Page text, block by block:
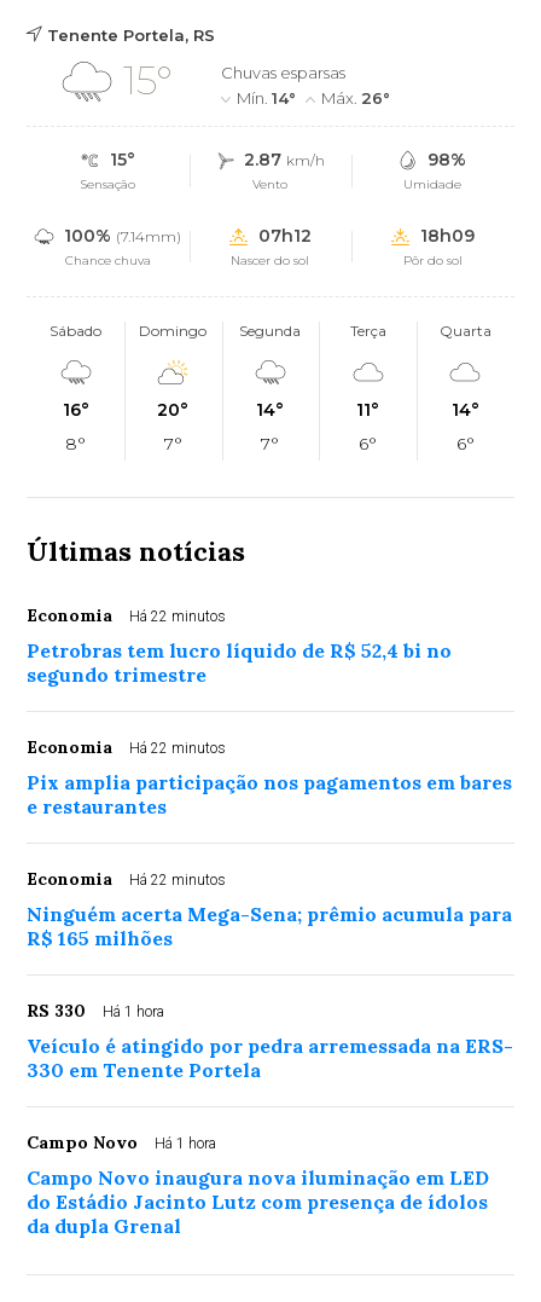
Tenente Portela, RS
15°
Chuvas esparsas
Mín.14° Máx. 26°
15°
Sensação
2.87 km/h
Vento
98%
Umidade
100% (7.14mm)
Chance chuva
07h12
Nascer do sol
18h09
Pôr do sol
Sábado
16°
8°
Domingo
20°
7°
Segunda
14°
7°
Terça
11°
6°
Quarta
14°
6°
Últimas notícias
Economia Há 22 minutos
Petrobras tem lucro líquido de R$ 52,4 bi no
segundo trimestre
Economia Há 22 minutos
Pix amplia participação nos pagamentos em bares
e restaurantes
Economia Há 22 minutos
Ninguém acerta Mega-Sena; prêmio acumula para
R$ 165 milhões
RS 330 Há 1 hora
Veículo é atingido por pedra arremessada na ERS-
330 em Tenente Portela
Campo Novo Há 1 hora
Campo Novo inaugura nova iluminação em LED
do Estádio Jacinto Lutz com presença de ídolos
da dupla Grenal